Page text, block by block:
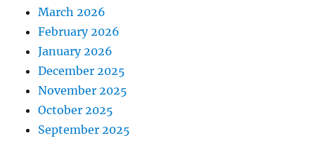
March 2026
February 2026
January 2026
December 2025
November 2025
October 2025
September 2025